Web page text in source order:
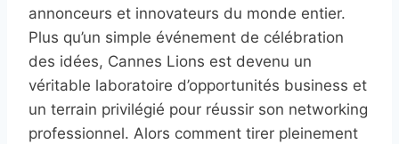
annonceurs et innovateurs du monde entier.
Plus qu’un simple événement de célébration
des idées, Cannes Lions est devenu un
véritable laboratoire d’opportunités business et
un terrain privilégié pour réussir son networking
professionnel. Alors comment tirer pleinement